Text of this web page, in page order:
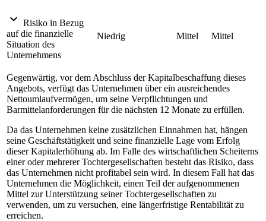
expand_more Risiko in Bezug
auf die finanzielle
Situation des
Unternehmens
Niedrig Mittel Mittel
Gegenwärtig, vor dem Abschluss der Kapitalbeschaffung dieses
Angebots, verfügt das Unternehmen über ein ausreichendes
Nettoumlaufvermögen, um seine Verpflichtungen und
Barmittelanforderungen für die nächsten 12 Monate zu erfüllen.
Da das Unternehmen keine zusätzlichen Einnahmen hat, hängen
seine Geschäftstätigkeit und seine finanzielle Lage vom Erfolg
dieser Kapitalerhöhung ab. Im Falle des wirtschaftlichen Scheiterns
einer oder mehrerer Tochtergesellschaften besteht das Risiko, dass
das Unternehmen nicht profitabel sein wird. In diesem Fall hat das
Unternehmen die Möglichkeit, einen Teil der aufgenommenen
Mittel zur Unterstützung seiner Tochtergesellschaften zu
verwenden, um zu versuchen, eine längerfristige Rentabilität zu
erreichen.